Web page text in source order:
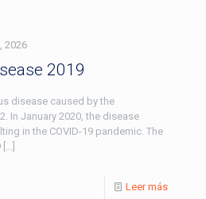
2026
2019
disease caused by the
In January 2020, the disease
in the COVID-19 pandemic. The
Leer más